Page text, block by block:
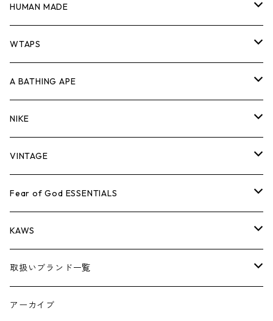
ジャケット
パンツ
キャップ・ハット
バッグ
シューズ
小物
コラボレーション
×THE NORTH FACE
×COMME des GARCONS
シーズンアイテム
26SS
BOX LOGOアイテム
シャツ
ジャケット
パンツ
キャップ・ハット
バッグ
シューズ
小物
スウェット/ニット
シャツ
ジャケット
パンツ
キャップ・ハット
バッグ
シューズ
小物
ロンTEE
スウェット/ニット
シャツ
ジャケット
パンツ
キャップ・ハット
バッグ
シューズ
小物
Tシャツ
ロンTEE
スウェット/ニット
シャツ
ジャケット
パンツ
キャップ・ハット
バッグ
シューズ
HUMAN MADE
Tシャツ
ロンT
スウェット/ニット
シャツ
ジャケット
パンツ
キャップ
バッグ
WTAPS
Tシャツ
ロンTEE
スウェット/ニット
シャツ
ジャケット
パンツ
キャップ・ハット
A BATHING APE
Tシャツ
ロンTEE
スウェット/ニット
シャツ
ジャケット
パンツ
NIKE
シューズ
AIR JORDAN 1
AIR JORDAN 3
アパレル・小物
VINTAGE
Tシャツ
ロンTEE
スウェット/ニット
ジャケット
Fear of God ESSENTIALS
Tシャツ
ロンTEE
スウェット/ニット
KAWS
アパレル
小物
取扱いブランド一覧
A
アーカイブ